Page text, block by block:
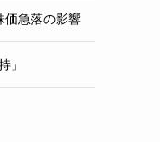
価急落の影響
」